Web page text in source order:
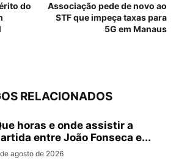
do
Associação pede de novo ao
STF que impeça taxas para
5G em Manaus
RELACIONADOS
horas e onde assistir a
entre João Fonseca e...
agosto de 2026